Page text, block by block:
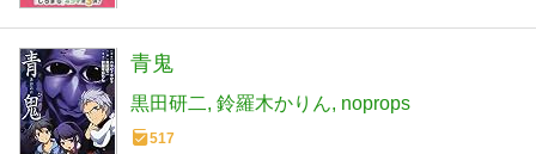
青鬼
黒田研二 鈴羅木かりん noprops
517